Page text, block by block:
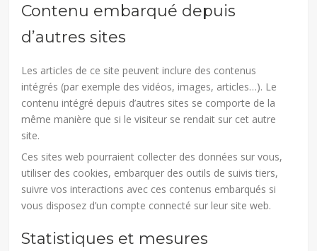
Contenu embarqué depuis
d’autres sites
Les articles de ce site peuvent inclure des contenus
intégrés (par exemple des vidéos, images, articles…). Le
contenu intégré depuis d’autres sites se comporte de la
même manière que si le visiteur se rendait sur cet autre
site.
Ces sites web pourraient collecter des données sur vous,
utiliser des cookies, embarquer des outils de suivis tiers,
suivre vos interactions avec ces contenus embarqués si
vous disposez d’un compte connecté sur leur site web.
Statistiques et mesures